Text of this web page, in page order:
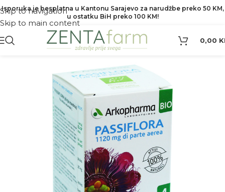
Skip to navigation
Skip to main content
Isporuka je besplatna u Kantonu Sarajevo za narudžbe preko 50 KM,
u ostatku BiH preko 100 KM!
0,00